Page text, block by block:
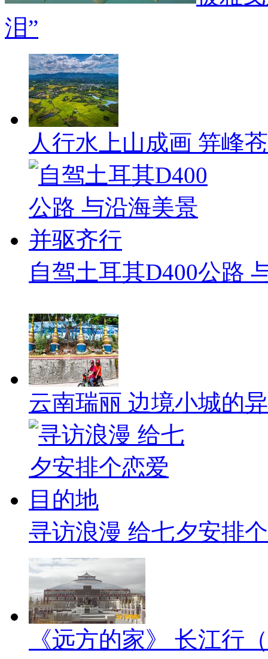
泪”
人行水上山成画 笄峰
自驾土耳其D400公路
云南瑞丽 边境小城的
寻访浪漫 给七夕安排
《远方的家》 长江行